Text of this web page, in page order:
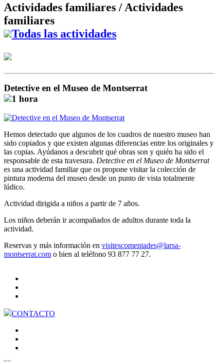
Actividades familiares / Actividades
familiares
Todas las actividades
Detective en el Museo de Montserrat
1 hora
Hemos detectado que algunos de los cuadros de nuestro museo han
sido copiados y que existen algunas diferencias entre los originales y
las copias. Ayúdanos a descubrir qué obras son y quién ha sido el
responsable de esta travesura. Detective en el Museo de Montserrat
es una actividad familiar que os propone visitar la colección de
pintura moderna del museo desde un punto de vista totalmente
lúdico.
Actividad dirigida a niños a partir de 7 años.
Los niños deberán ir acompañados de adultos durante toda la
actividad.
Reservas y más información en visitescomentades@larsa-
montserrat.com o bien al teléfono 93 877 77 27.
CONTACTO